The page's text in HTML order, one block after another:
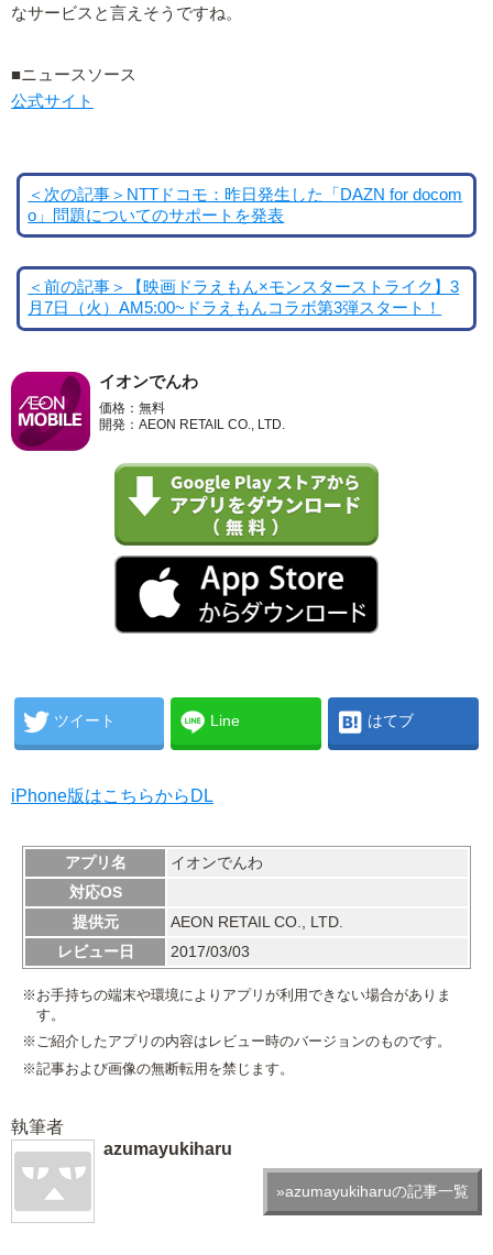
なサービスと言えそうですね。
■ニュースソース
公式サイト
＜次の記事＞NTTドコモ：昨日発生した「DAZN for docom
o」問題についてのサポートを発表
＜前の記事＞【映画ドラえもん×モンスターストライク】3
月7日（火）AM5:00~ドラえもんコラボ第3弾スタート！
イオンでんわ
価格：無料
開発：AEON RETAIL CO., LTD.
ツイート Line はてブ
iPhone版はこちらからDL
アプリ名
イオンでんわ
対応OS
提供元
AEON RETAIL CO., LTD.
レビュー日
2017/03/03
※お手持ちの端末や環境によりアプリが利用できない場合がありま
す。
※ご紹介したアプリの内容はレビュー時のバージョンのものです。
※記事および画像の無断転用を禁じます。
執筆者
azumayukiharu
»azumayukiharuの記事一覧